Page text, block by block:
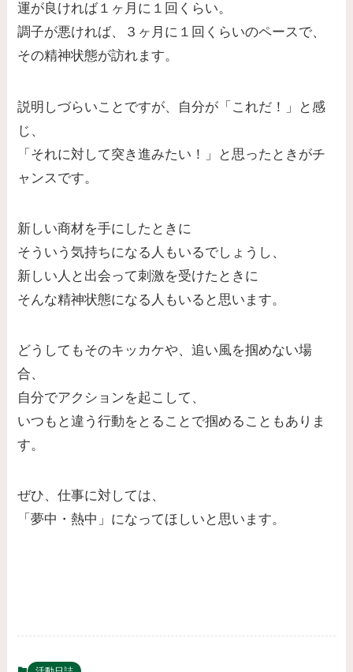
運が良ければ１ヶ月に１回くらい。
調子が悪ければ、３ヶ月に１回くらいのペースで、
その精神状態が訪れます。
説明しづらいことですが、自分が「これだ！」と感
じ、
「それに対して突き進みたい！」と思ったときがチ
ャンスです。
新しい商材を手にしたときに
そういう気持ちになる人もいるでしょうし、
新しい人と出会って刺激を受けたときに
そんな精神状態になる人もいると思います。
どうしてもそのキッカケや、追い風を掴めない場
合、
自分でアクションを起こして、
いつもと違う行動をとることで掴めることもありま
す。
ぜひ、仕事に対しては、
「夢中・熱中」になってほしいと思います。